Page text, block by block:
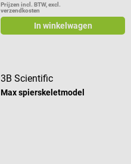
Prijzen incl. BTW, excl.
verzendkosten
In winkelwagen
3B Scientific
Max spierskeletmodel